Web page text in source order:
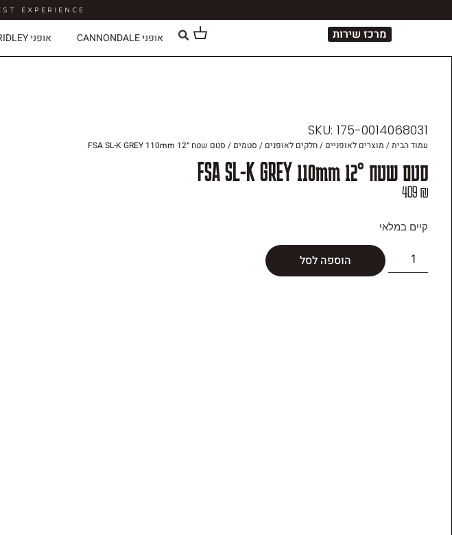
EXPERIENCE
אופני CANNONDALE אופני RIDLEY מרכז שירות
SKU: 175-0014068031
עמוד הבית/ מוצרים לאופניים /חלקים לאופנים / סטמים / סטם שטח °FSA SL-K GREY 110mm 12
סטם שטח °FSA SL-K GREY 110mm 12
409₪
קיים במלאי
הוספה לסל